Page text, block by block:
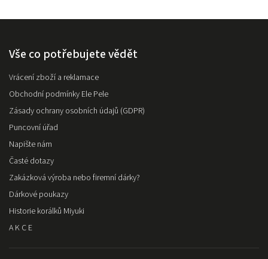
Vše co potřebujete vědět
Vrácení zboží a reklamace
Obchodní podmínky Ele Pele
Zásady ochrany osobních údajů (GDPR)
Puncovní úřad
Napište nám
Časté dotazy
Zakázková výroba nebo firemní dárky?
Dárkové poukazy
Historie korálků Miyuki
A K C E